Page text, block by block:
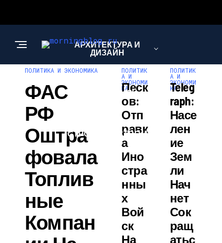
АРХИТЕКТУРА И
ДИЗАЙН
МОДА И СТИЛЬ
СТРОИТЕЛЬСТВО И
РЕМОНТ
ПОЛИТИКА И ЭКОНОМИКА
ФАС
РФ
Оштра
Фовала
Топлив
Ные
Компан
ПОЛИТИК
А И
ЭКОНОМИ
КА
Песк
Ов:
Отп
Равк
А
Ино
Стра
Нны
Х
Вой
Ск
На
ПОЛИТИК
А И
ЭКОНОМИ
КА
Teleg
Raph:
Насе
Лен
Ие
Зем
Ли
Нач
Нет
Сок
Ращ
Атьс